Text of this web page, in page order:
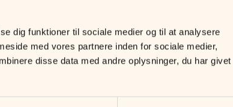
dig funktioner til sociale medier og til at analysere
med vores partnere inden for sociale medier,
disse data med andre oplysninger, du har givet